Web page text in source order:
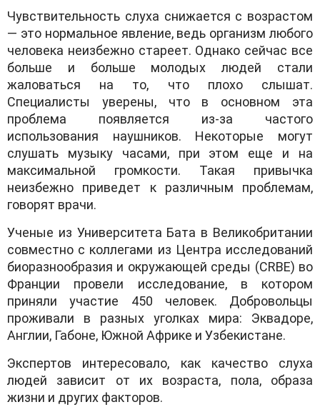
Чувствительность слуха снижается с возрастом
— это нормальное явление, ведь организм любого
человека неизбежно стареет. Однако сейчас все
больше и больше молодых людей стали
жаловаться на то, что плохо слышат.
Специалисты уверены, что в основном эта
проблема появляется из-за частого
использования наушников. Некоторые могут
слушать музыку часами, при этом еще и на
максимальной громкости. Такая привычка
неизбежно приведет к различным проблемам,
говорят врачи.
Ученые из Университета Бата в Великобритании
совместно с коллегами из Центра исследований
биоразнообразия и окружающей среды (CRBE) во
Франции провели исследование, в котором
приняли участие 450 человек. Добровольцы
проживали в разных уголках мира: Эквадоре,
Англии, Габоне, Южной Африке и Узбекистане.
Экспертов интересовало, как качество слуха
людей зависит от их возраста, пола, образа
жизни и других факторов.